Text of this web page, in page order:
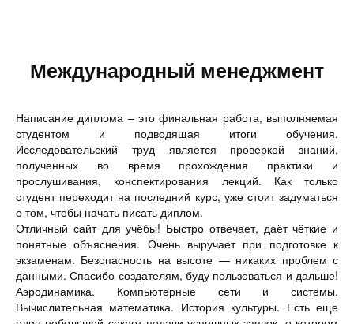
Международный менеджмент
Написание диплома – это финальная работа, выполняемая
студентом и подводящая итоги обучения.
Исследовательский труд является проверкой знаний,
полученных во время прохождения практики и
прослушивания, конспектирования лекций. Как только
студент переходит на последний курс, уже стоит задуматься
о том, чтобы начать писать диплом.
Отличный сайт для учёбы! Быстро отвечает, даёт чёткие и
понятные объяснения. Очень выручает при подготовке к
экзаменам. Безопасность на высоте — никаких проблем с
данными. Спасибо создателям, буду пользоваться и дальше!
Аэродинамика. Компьютерные сети и системы.
Вычислительная математика. История культуры. Есть еще